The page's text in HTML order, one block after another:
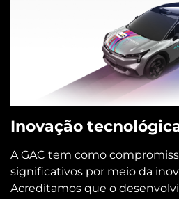
Inovação
A GAC tem como
significativos por meio da
Acreditamos que o